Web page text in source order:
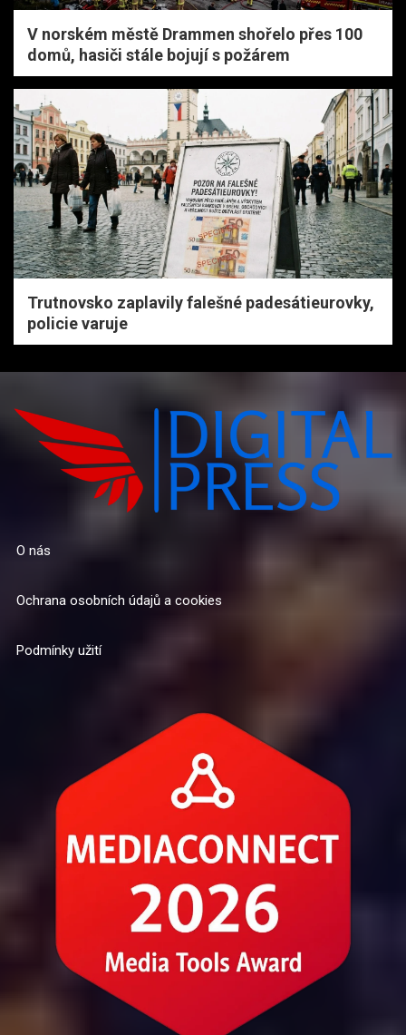
V norském městě Drammen shořelo přes 100
domů, hasiči stále bojují s požárem
Trutnovsko zaplavily falešné padesátieurovky,
policie varuje
O nás
Ochrana osobních údajů a cookies
Podmínky užití